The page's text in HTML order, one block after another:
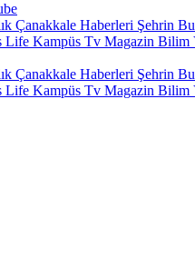
Çanakkale Haberleri Şehrin
Life Kampüs Tv Magazin Bilim
Çanakkale Haberleri Şehrin
Life Kampüs Tv Magazin Bilim